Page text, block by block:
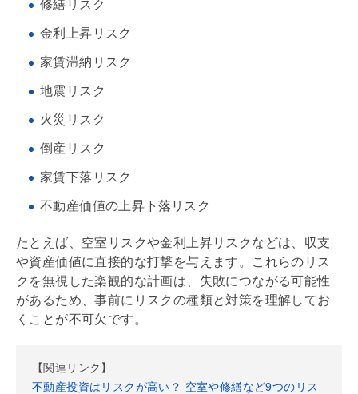
修繕リスク
金利上昇リスク
家賃滞納リスク
地震リスク
火災リスク
倒産リスク
家賃下落リスク
不動産価値の上昇下落リスク
たとえば、空室リスクや金利上昇リスクなどは、収支
や資産価値に直接的な打撃を与えます。これらのリス
クを無視した楽観的な計画は、失敗につながる可能性
があるため、事前にリスクの種類と対策を理解してお
くことが不可欠です。
【関連リンク】
不動産投資はリスクが高い？ 空室や修繕など9つのリス